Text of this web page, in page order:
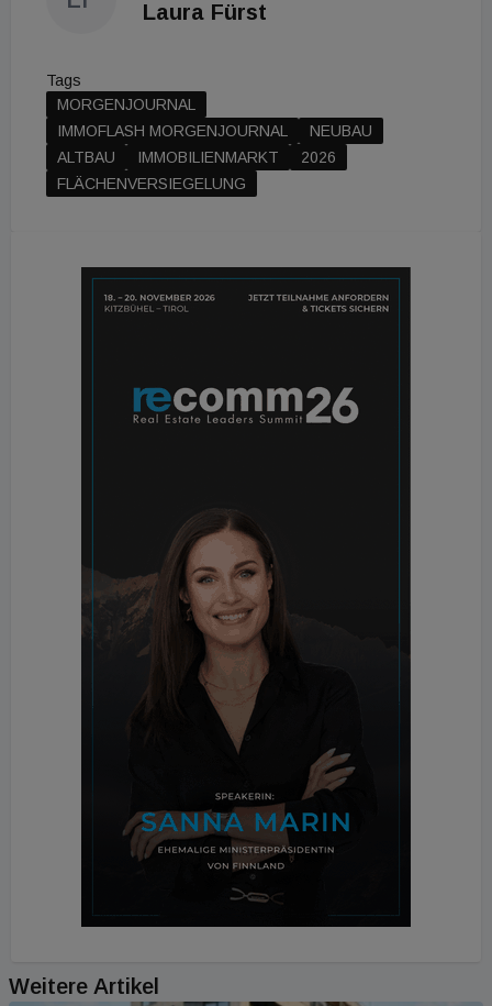
Laura Fürst
Tags
MORGENJOURNAL
IMMOFLASH MORGENJOURNAL
NEUBAU
ALTBAU
IMMOBILIENMARKT
2026
FLÄCHENVERSIEGELUNG
Weitere Artikel